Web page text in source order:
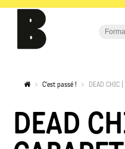
C'est passé ! DEAD CHIC
DEAD